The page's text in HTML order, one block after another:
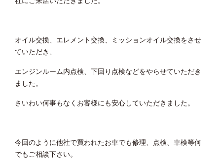
オイル交換、エレメント交換、ミッションオイル交換をさせ
ていただき、
エンジンルーム内点検、下回り点検などをやらせていただき
ました。
さいわい何事もなくお客様にも安心していただきました。
今回のように他社で買われたお車でも修理、点検、車検等何
でもご相談下さい。